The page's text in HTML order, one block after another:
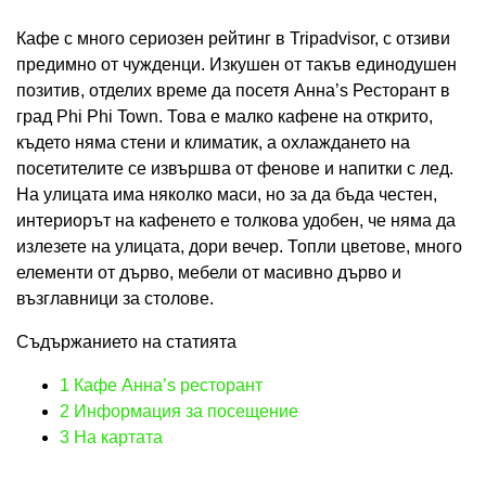
Кафе с много сериозен рейтинг в Tripadvisor, с отзиви
предимно от чужденци. Изкушен от такъв единодушен
позитив, отделих време да посетя Анна’s Ресторант в
град Phi Phi Town. Това е малко кафене на открито,
където няма стени и климатик, а охлаждането на
посетителите се извършва от фенове и напитки с лед.
На улицата има няколко маси, но за да бъда честен,
интериорът на кафенето е толкова удобен, че няма да
излезете на улицата, дори вечер. Топли цветове, много
елементи от дърво, мебели от масивно дърво и
възглавници за столове.
Съдържанието на статията
1 Кафе Анна’s ресторант
2 Информация за посещение
3 На картата